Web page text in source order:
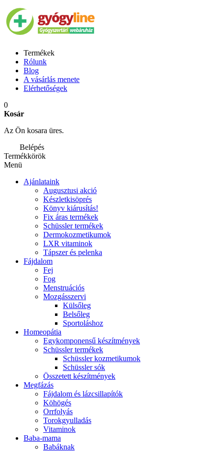
Termékek
Rólunk
Blog
A vásárlás menete
Elérhetőségek
0
Kosár
Az Ön kosara üres.
Belépés
Termékkörök
Menü
Ajánlataink
Augusztusi akció
Készletkisöprés
Könyv kiárusítás!
Fix áras termékek
Schüssler termékek
Dermokozmetikumok
LXR vitaminok
Tápszer és pelenka
Fájdalom
Fej
Fog
Menstruációs
Mozgásszervi
Külsőleg
Belsőleg
Sportoláshoz
Homeopátia
Egykomponensű készítmények
Schüssler termékek
Schüssler kozmetikumok
Schüssler sók
Összetett készítmények
Megfázás
Fájdalom és lázcsillapítók
Köhögés
Orrfolyás
Torokgyulladás
Vitaminok
Baba-mama
Babáknak